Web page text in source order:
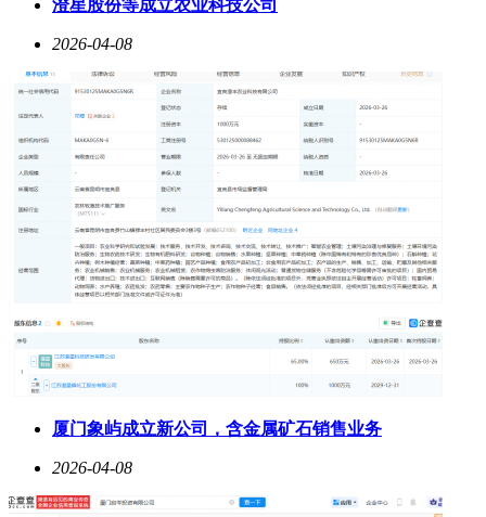
澄星股份等成立农业科技公司
2026-04-08
厦门象屿成立新公司，含金属矿石销售业务
2026-04-08